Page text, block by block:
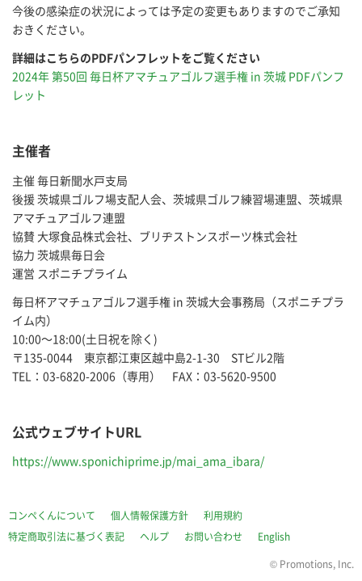
今後の感染症の状況によっては予定の変更もありますのでご承知
おきください。
詳細はこちらのPDFパンフレットをご覧ください
2024年 第50回 毎日杯アマチュアゴルフ選手権 in 茨城 PDFパンフ
レット
主催者
主催 毎日新聞水戸支局
後援 茨城県ゴルフ場支配人会、茨城県ゴルフ練習場連盟、茨城県
アマチュアゴルフ連盟
協賛 大塚食品株式会社、ブリヂストンスポーツ株式会社
協力 茨城県毎日会
運営 スポニチプライム
毎日杯アマチュアゴルフ選手権 in 茨城大会事務局（スポニチプラ
イム内）
10:00～18:00(土日祝を除く)
〒135-0044 東京都江東区越中島2-1-30 STビル2階
TEL：03-6820-2006（専用） FAX：03-5620-9500
公式ウェブサイトURL
https://www.sponichiprime.jp/mai_ama_ibara/
コンペくんについて 個人情報保護方針
利用規約
特定商取引法に基づく表記
ヘルプ お問い合わせ
English
© Promotions, Inc.